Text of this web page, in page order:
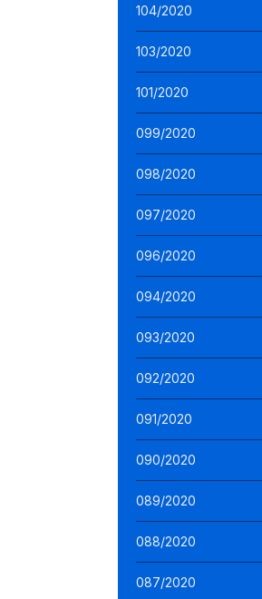
104/2020
103/2020
101/2020
099/2020
098/2020
097/2020
096/2020
094/2020
093/2020
092/2020
091/2020
090/2020
089/2020
088/2020
087/2020